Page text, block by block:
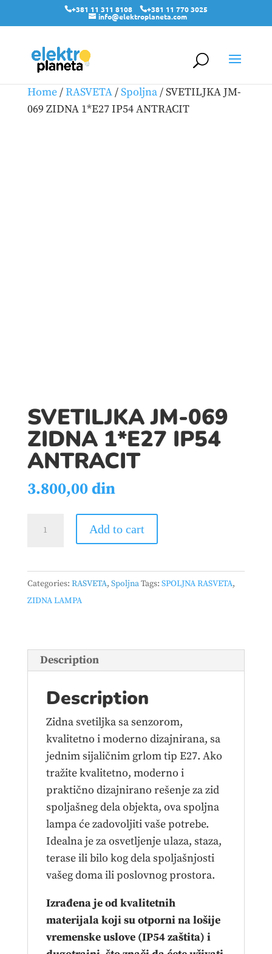
+381 11 311 8108 +381 11 770 3025
info@elektroplaneta.com
Home/RASVETA/Spoljna/ SVETILJKA JM-
069 ZIDNA 1*E27 IP54 ANTRACIT
SVETILJKA JM-069
ZIDNA 1*E27 IP54
ANTRACIT
3.800,00din
ZIDNA
1*E27
IP54
Add to cart
Categories: RASVETA, SpoljnaTags: SPOLJNA RASVETA,
ZIDNA LAMPA
Description
Description
Zidna svetiljka sa senzorom,
kvalitetno i moderno dizajnirana, sa
jednim sijaličnim grlom tip E27. Ako
tražite kvalitetno, moderno i
praktično dizajnirano rešenje za zid
spoljašneg dela objekta, ova spoljna
lampa će zadovoljiti vaše potrebe.
Idealna je za osvetljenje ulaza, staza,
terase ili bilo kog dela spoljašnjosti
vašeg doma ili poslovnog prostora.
Izrađena je od kvalitetnih
materijala koji su otporni na lošije
vremenske uslove (IP54 zaštita) i